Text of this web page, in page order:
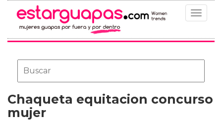
Toggle
Chaqueta equitacion concurso
mujer